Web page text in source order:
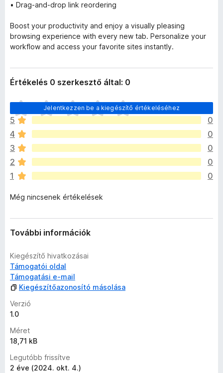
• Drag-and-drop link reordering
Boost your productivity and enjoy a visually pleasing
browsing experience with every new tab. Personalize your
workflow and access your favorite sites instantly.
Értékelés 0 szerkesztő által: 0
Jelentkezzen be a kiegészítő értékeléséhez
M
é
g
n
i
n
c
s
n
k
c
i
l
l
a
g
o
s
r
t
é
k
5
0
4
0
3
0
2
0
1
0
Még nincsenek értékelések
További információk
Kiegészítő hivatkozásai
Támogatói oldal
Támogatási e-mail
Kiegészítőazonosító másolása
Verzió
1.0
Méret
18,71 kB
Legutóbb frissítve
2 éve (2024. okt. 4.)